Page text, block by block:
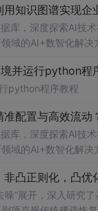
知识图谱实现
库，深度探索AI技
域的AI+数智化解决
并运行python程
python程序教程
配置与高效流动
库，深度探索AI技
域的AI+数智化解决
凸正则化，凸优
噪”展开，深入研究